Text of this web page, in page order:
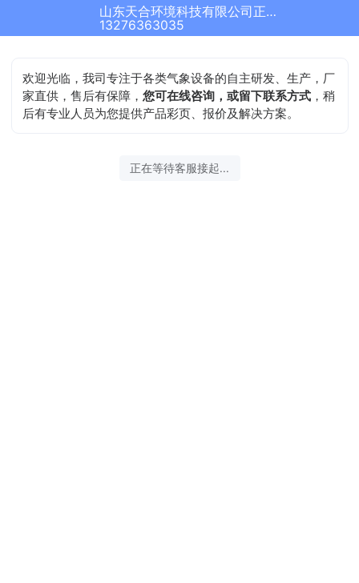
山东天合环境科技有限公司正在为您服务
13276363035
欢迎光临，我司专注于各类气象设备的自主研发、生产，厂
家直供，售后有保障，您可在线咨询，或留下联系方式 ，稍
后有专业人员为您提供产品彩页、报价及解决方案。
正在等待客服接起...